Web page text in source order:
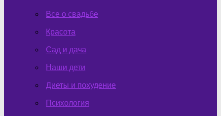
Все о свадьбе
Красота
Сад и дача
Наши дети
Диеты и похудение
Психология